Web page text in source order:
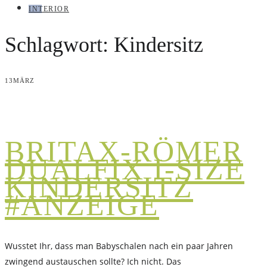
INTERIOR
Schlagwort: Kindersitz
13MÄRZ
BRITAX-RÖMER
DUALFIX I-SIZE
KINDERSITZ
#ANZEIGE
Wusstet Ihr, dass man Babyschalen nach ein paar Jahren
zwingend austauschen sollte? Ich nicht. Das